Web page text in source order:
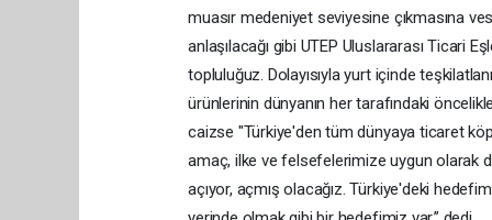
muasır medeniyet seviyesine çıkmasına
anlaşılacağı gibi UTEP Uluslararası Ticari
topluluğuz. Dolayısıyla yurt içinde
ürünlerinin dünyanın her tarafındaki
caizse "Türkiye'den tüm dünyaya ticaret
amaç, ilke ve felsefelerimize uygun olarak
açıyor, açmış olacağız. Türkiye'deki